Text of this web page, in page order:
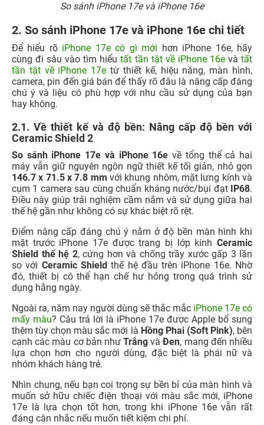
So sánh iPhone 17e và iPhone 16e
2. So sánh iPhone 17e và iPhone 16e chi tiết
Để hiểu rõ iPhone 17e có gì mới hơn iPhone 16e, hãy
cùng đi sâu vào tìm hiểutất tần tật về iPhone 16evàtất
tần tật về iPhone 17e từ thiết kế, hiệu năng, màn hình,
camera, pin đến giá bán để thấy rõ đâu là nâng cấp đáng
chú ý và liệu có phù hợp với nhu cầu sử dụng của bạn
hay không.
2.1. Về thiết kế và độ bền: Nâng cấp độ bền với
Ceramic Shield 2
So sánh iPhone 17e và iPhone 16e về tổng thể cả hai
máy vẫn giữ nguyên ngôn ngữ thiết kế tối giản, nhỏ gọn
146.7 x 71.5 x 7.8 mm với khung nhôm, mặt lưng kính và
cụm 1 camera sau cùng chuẩn kháng nước/bụi đạt IP68.
Điều này giúp trải nghiệm cầm nắm và sử dụng giữa hai
thế hệ gần như không có sự khác biệt rõ rệt.
Điểm nâng cấp đáng chú ý nằm ở độ bền màn hình khi
mặt trước iPhone 17e được trang bị lớp kính Ceramic
Shield thế hệ 2, cứng hơn và chống trầy xước gấp 3 lần
so với Ceramic Shieldthế hệ đầu trên iPhone 16e. Nhờ
đó, thiết bị có thể hạn chế hư hỏng trong quá trình sử
dụng hằng ngày.
Ngoài ra, năm nay người dùng sẽ thắc mắc iPhone 17e có
mấy màu? Câu trả lời là iPhone 17e được Apple bổ sung
thêm tùy chọn màu sắc mới là Hồng Phai (Soft Pink), bên
cạnh các màu cơ bản nhưTrắng vàĐen, mang đến nhiều
lựa chọn hơn cho người dùng, đặc biệt là phái nữ và
nhóm khách hàng trẻ.
Nhìn chung, nếu bạn coi trọng sự bền bỉ của màn hình và
muốn sở hữu chiếc điện thoại với màu sắc mới, iPhone
17e là lựa chọn tốt hơn, trong khi iPhone 16e vẫn rất
đáng cân nhắc nếu muốn tiết kiệm chi phí.